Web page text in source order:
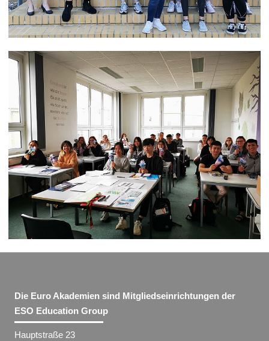
Die Euro Akademien sind Mitgliedseinrichtungen der
ESO Education Group
Hauptstraße 23